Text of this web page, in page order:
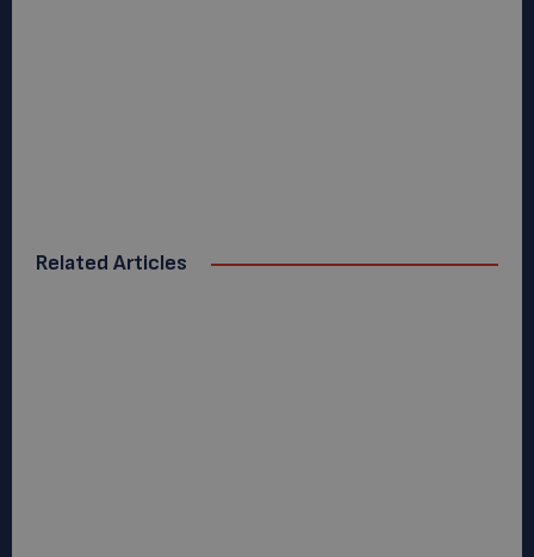
Related Articles